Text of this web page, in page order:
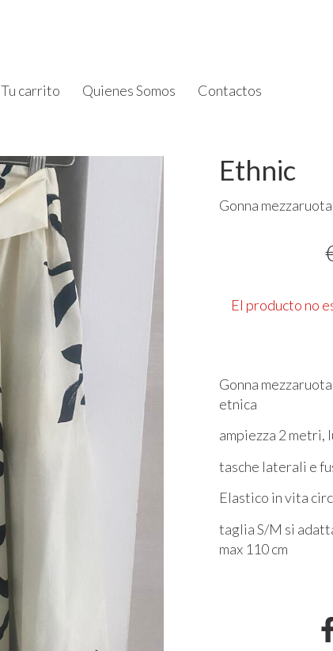
Tu carrito Quienes Somos Contactos
Ethnic
Gonna mezzaruota
El producto no
Gonna
etnica
ampiezza 2 metri,
tasche laterali e
Elastico in vita
taglia S/M si
max 110 cm